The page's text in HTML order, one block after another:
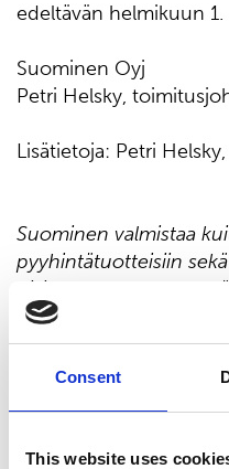
Consent
This website uses
edeltävän helmikuun 1.
Suominen Oyj
Petri Helsky,
Lisätietoja: Petri
Suominen valmistaa
pyyhintätuotteisiin
Visiomme on olla
vastuullisissa
kuitukankaista
ihmisten
ammattilaista